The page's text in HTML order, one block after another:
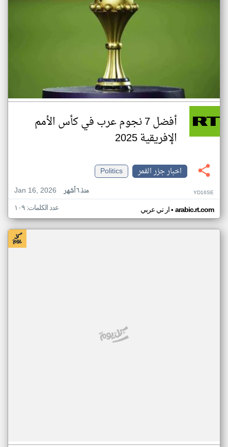
أفضل 7 نجوم عرب في كأس الأمم
الإفريقية 2025
اخبار جزر القمر
Politics
Jan 16, 2026
منذ ٦ أشهر YD16SE
ار تي عربي• arabic.rt.com عدد الكلمات: ١٠٩